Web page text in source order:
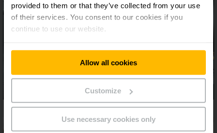
provided to them or that they’ve collected from your use
of their services. You consent to our cookies if you
continue to use our website.
Allow all cookies
Customize
Use necessary cookies only